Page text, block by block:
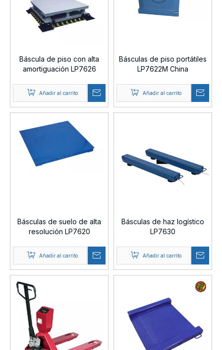
Báscula de piso con alta
amortiguación LP7626
Añadir al carrito
Básculas de piso portátiles
LP7622M China
Añadir al carrito
Básculas de suelo de alta
resolución LP7620
Añadir al carrito
Básculas de haz logístico
LP7630
Añadir al carrito